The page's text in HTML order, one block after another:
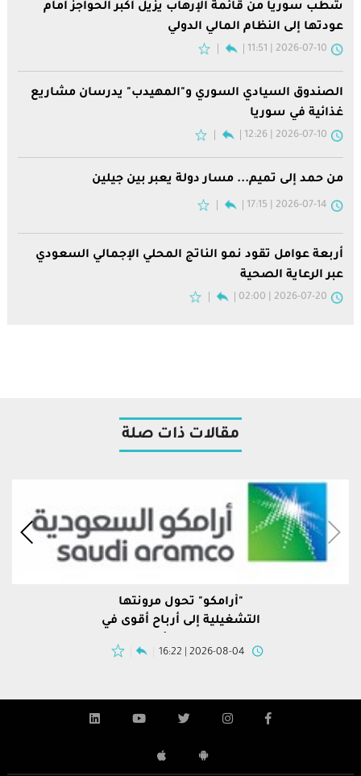
شطب سوريا من قائمة الإرهاب يزيل أكبر الحواجز أمام
عودتها إلى النظام المالي الدولي
2026-07-10 | 11:51
الصندوق السيادي السوري و"المهيدب" يدرسان مشاريع
غذائية في سوريا
2026-07-10 | 12:26
من حمد إلى تميم... مسار دولة يعبر بين جيلين
2026-07-14 | 17:15
أربعة عوامل تقود نمو الناتج المحلي الإجمالي السعودي
عبر الرعاية الصحية
2026-07-20 | 02:00
مقالات ذات صلة
"أرامكو" تحول مرونتها
التشغيلية إلى أرباح أقوى في
2026-08-04 | 16:22